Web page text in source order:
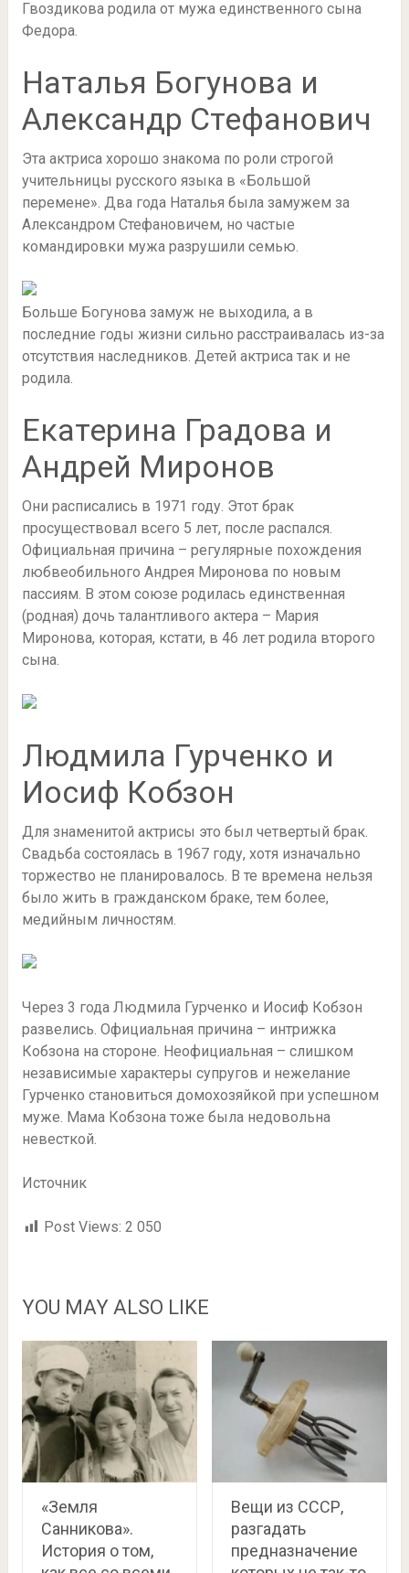
Гвоздикова родила от мужа единственного сына
Федора.
Наталья Богунова и
Александр Стефанович
Эта актриса хорошо знакома по роли строгой
учительницы русского языка в «Большой
перемене». Два года Наталья была замужем за
Александром Стефановичем, но частые
командировки мужа разрушили семью.
Больше Богунова замуж не выходила, а в
последние годы жизни сильно расстраивалась из-за
отсутствия наследников. Детей актриса так и не
родила.
Екатерина Градова и
Андрей Миронов
Они расписались в 1971 году. Этот брак
просуществовал всего 5 лет, после распался.
Официальная причина – регулярные похождения
любвеобильного Андрея Миронова по новым
пассиям. В этом союзе родилась единственная
(родная) дочь талантливого актера – Мария
Миронова, которая, кстати, в 46 лет родила второго
сына.
Людмила Гурченко и
Иосиф Кобзон
Для знаменитой актрисы это был четвертый брак.
Свадьба состоялась в 1967 году, хотя изначально
торжество не планировалось. В те времена нельзя
было жить в гражданском браке, тем более,
медийным личностям.
Через 3 года Людмила Гурченко и Иосиф Кобзон
развелись. Официальная причина – интрижка
Кобзона на стороне. Неофициальная – слишком
независимые характеры супругов и нежелание
Гурченко становиться домохозяйкой при успешном
муже. Мама Кобзона тоже была недовольна
невесткой.
Источник
Post Views: 2 050
YOU MAY ALSO LIKE
«Земля
Санникова».
История о том,
Вещи из СССР,
разгадать
предназначение